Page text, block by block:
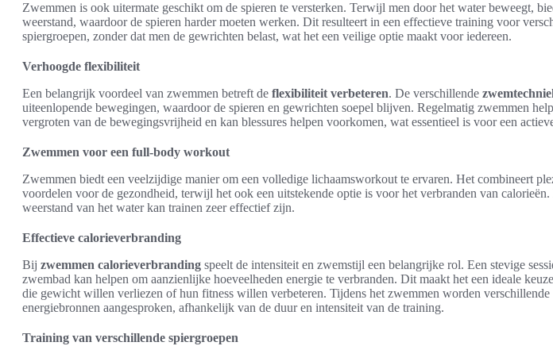
Zwemmen is ook uitermate geschikt om de spieren te versterken. Terwijl men door het water beweegt,
weerstand, waardoor de spieren harder moeten werken. Dit resulteert in een effectieve training voor
spiergroepen, zonder dat men de gewrichten belast, wat het een veilige optie maakt voor iedereen.
Verhoogde flexibiliteit
Een belangrijk voordeel van zwemmen betreft de flexibiliteit verbeteren. De verschillende
uiteenlopende bewegingen, waardoor de spieren en gewrichten soepel blijven. Regelmatig zwemmen
vergroten van de bewegingsvrijheid en kan blessures helpen voorkomen, wat essentieel is voor een
Zwemmen voor een full-body workout
Zwemmen biedt een veelzijdige manier om een volledige lichaamsworkout te ervaren. Het combineert
voordelen voor de gezondheid, terwijl het ook een uitstekende optie is voor het verbranden van
weerstand van het water kan trainen zeer effectief zijn.
Effectieve calorieverbranding
Bij zwemmen calorieverbranding speelt de intensiteit en zwemstijl een belangrijke rol. Een stevige
zwembad kan helpen om aanzienlijke hoeveelheden energie te verbranden. Dit maakt het een ideale
die gewicht willen verliezen of hun fitness willen verbeteren. Tijdens het zwemmen worden verschillende
energiebronnen aangesproken, afhankelijk van de duur en intensiteit van de training.
Training van verschillende spiergroepen